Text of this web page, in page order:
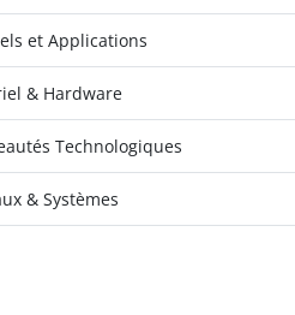
et Applications
& Hardware
Technologiques
& Systèmes